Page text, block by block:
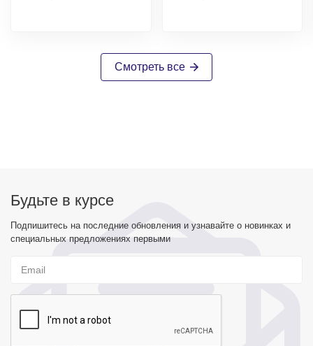
Смотреть все
Будьте в курсе
Подпишитесь на последние обновления и узнавайте о новинках и
специальных предложениях первыми